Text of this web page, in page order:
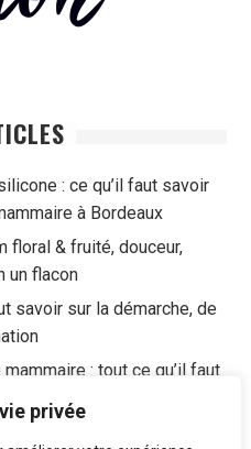
privée
: ce qu’il faut savoir
à Bordeaux
floral & fruité, douceur,
un flacon
savoir sur la démarche, de
: tout ce qu’il faut